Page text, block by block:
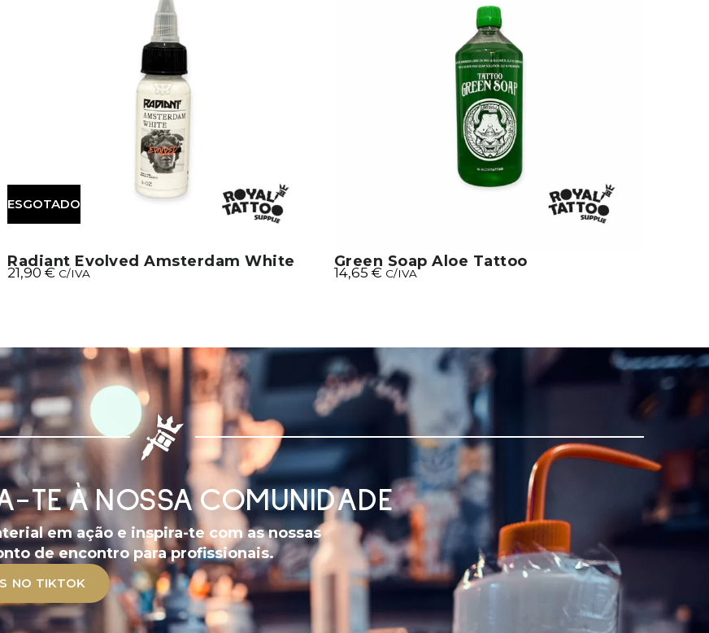
ESGOTADO
Radiant Evolved Amsterdam White
21,90€ C/IVA
Green Soap Aloe Tattoo
14,65 € C/IVA
TE À NOSSA COMUNIDADE
em ação e inspira-te com as nossas
de encontro para profissionais.
NO TIKTOK